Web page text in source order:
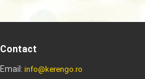
Contact
Email: info@kerengo.ro